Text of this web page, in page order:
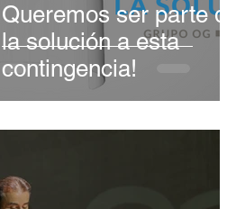
Queremos ser parte de
la solución a esta
contingencia!